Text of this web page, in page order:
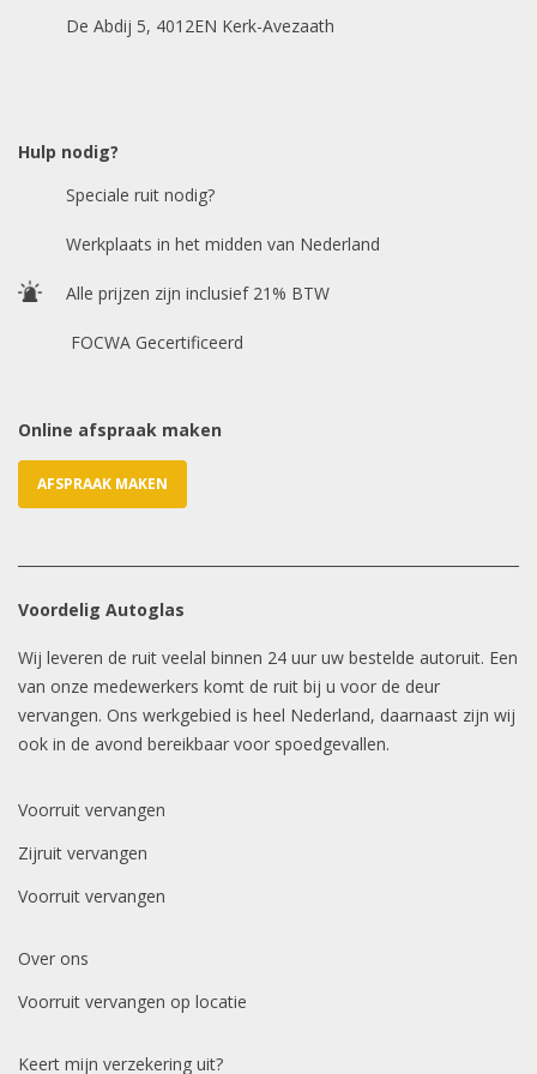
E-mailadres *
De Abdij 5, 4012EN Kerk-Avezaath
Hulp nodig?
Speciale ruit nodig?
Werkplaats in het midden van Nederland
Alle prijzen zijn inclusief 21% BTW
FOCWA Gecertificeerd
Online afspraak maken
AFSPRAAK MAKEN
Voordelig Autoglas
Wij leveren de ruit veelal binnen 24 uur uw bestelde autoruit. Een
van onze medewerkers komt de ruit bij u voor de deur
vervangen. Ons werkgebied is heel Nederland, daarnaast zijn wij
ook in de avond bereikbaar voor spoedgevallen.
Voorruit vervangen
Zijruit vervangen
Voorruit vervangen
Over ons
Voorruit vervangen op locatie
Keert mijn verzekering uit?